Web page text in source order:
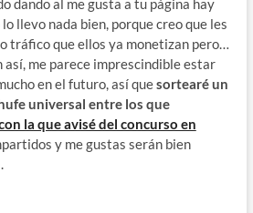
dando al me gusta a tu página hay
llevo nada bien, porque creo que les
tráfico que ellos ya monetizan pero…
así, me parece imprescindible estar
en el futuro, así quesortearé un
universal entre los que
la que avisé del concurso en
y me gustas serán bien